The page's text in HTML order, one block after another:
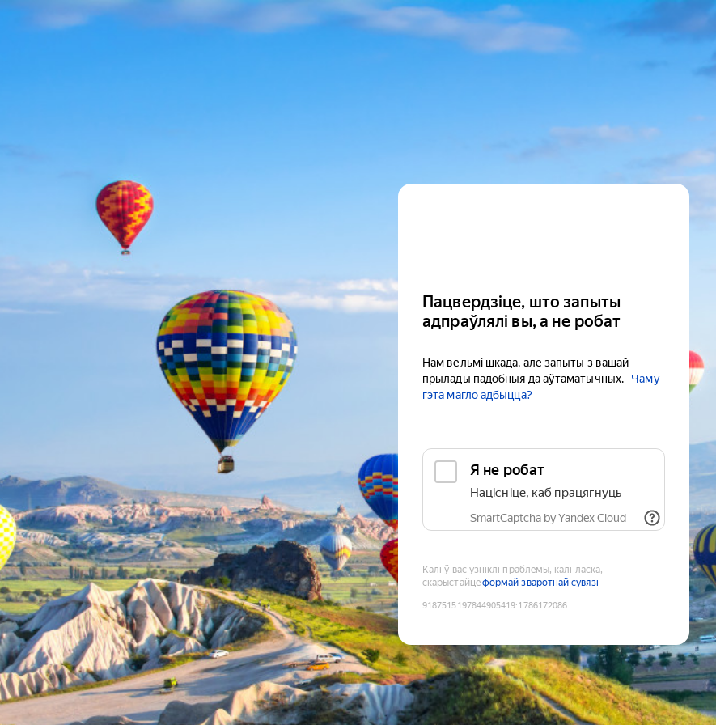
Пацвердзіце, што запыты
адпраўлялі вы, а не робат
Нам вельмі шкада, але запыты з вашай
прылады падобныя да аўтаматычных.
Чаму
гэта магло адбыцца?
Я не робат
Націсніце, каб працягнуць
SmartCaptcha by Yandex Cloud
Калі ў вас узніклі праблемы, калі ласка,
скарыстайцеформай зваротнай сувязі
9187515197844905419:1786172086